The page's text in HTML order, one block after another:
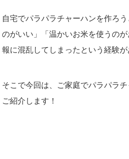
自宅でパラパラチャーハンを作ろ
のがいい」「温かいお米を使うの
報に混乱してしまったという経験が
そこで今回は、ご家庭でパラパラ
ご紹介します！